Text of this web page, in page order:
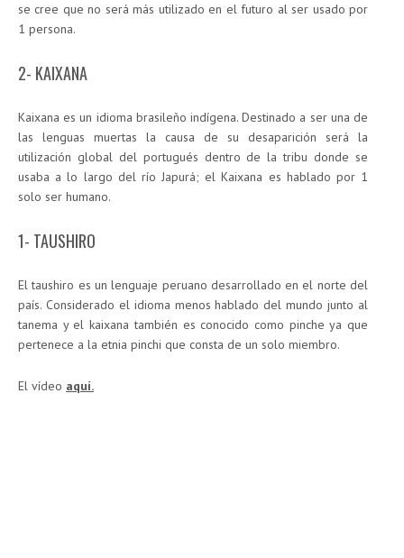
se cree que no será más utilizado en el futuro al ser usado por
1 persona.
2- KAIXANA
Kaixana es un idioma brasileño indígena. Destinado a ser una de
las lenguas muertas la causa de su desaparición será la
utilización global del portugués dentro de la tribu donde se
usaba a lo largo del río Japurá; el Kaixana es hablado por 1
solo ser humano.
1- TAUSHIRO
El taushiro es un lenguaje peruano desarrollado en el norte del
país. Considerado el idioma menos hablado del mundo junto al
tanema y el kaixana también es conocido como pinche ya que
pertenece a la etnia pinchi que consta de un solo miembro.
El vídeo aquí.